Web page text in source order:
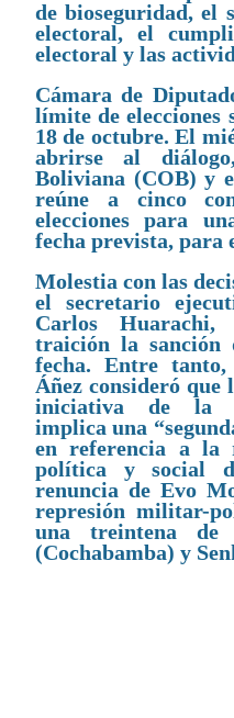
de bioseguridad, el
electoral, el
electoral y las
Cámara de
límite de elecciones
18 de octubre. El
abrirse al
Boliviana (COB) y
reúne a cinco
elecciones para
fecha prevista, para
Molestia con las
el secretario
Carlos Huarachi,
traición la
fecha. Entre
Áñez consideró
iniciativa de la
implica una
en referencia a la
política y social
renuncia de Evo
represión militar-
una treintena de
(Cochabamba) y